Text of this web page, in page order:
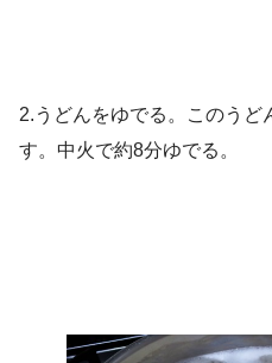
2.うどんをゆでる。このう
す。中火で約8分ゆでる。